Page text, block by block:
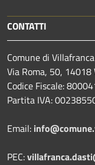
CONTATTI
Comune di
Via Roma, 50,
Codice Fiscale:
Partita IVA:
Email:
PEC: